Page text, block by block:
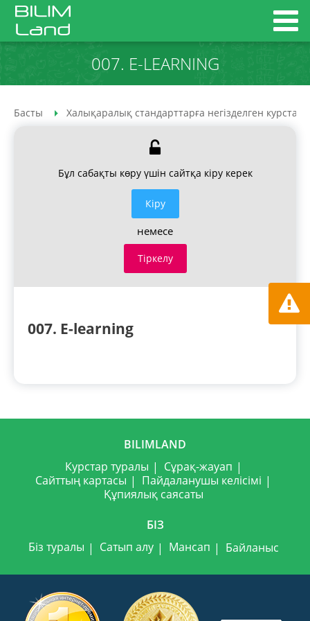
007. E-LEARNING
Басты Халықаралық стандарттарға негізделген курстар
Бұл сабақты көру үшін сайтқа кіру керек
Кiру
немесе
Тіркелу
007. E-learning
BILIMLAND
Курстар туралы
Сұрақ-жауап
Сайттың картасы
Пайдаланушы келісімі
Құпиялық саясаты
БІЗ
Біз туралы
Сатып алу Мансап Байланыс